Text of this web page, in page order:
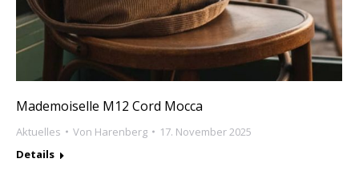
Mademoiselle M12 Cord Mocca
Aktuelles Von Harenberg
17. November 2025
Details